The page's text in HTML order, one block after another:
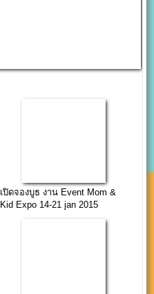
เปิดจองบูธ งาน Event Mom &
Kid Expo 14-21 jan 2015